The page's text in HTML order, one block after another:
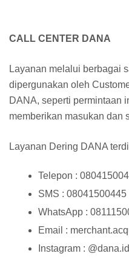
CALL CENTER DANA
Layanan melalui berbagai
dipergunakan oleh
DANA, seperti permintaan
memberikan masukan dan
Layanan Dering DANA
Telepon :
SMS : 08041500445
WhatsApp :
Email :
Instagram : @dana.id